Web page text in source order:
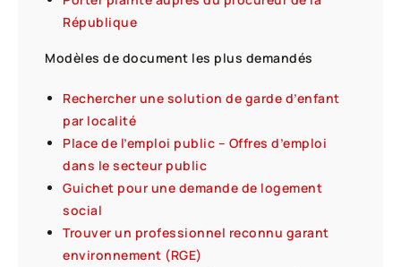
République
Modèles de document les plus demandés
Rechercher une solution de garde d’enfant
par localité
Place de l’emploi public – Offres d’emploi
dans le secteur public
Guichet pour une demande de logement
social
Trouver un professionnel reconnu garant
environnement (RGE)